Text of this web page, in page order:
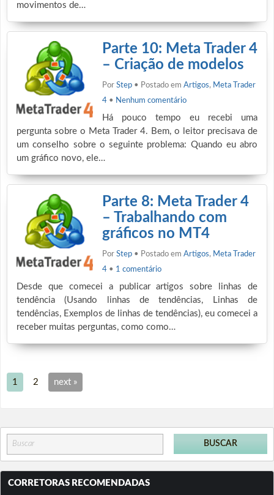
movimentos de…
Parte 10: Meta Trader 4
– Criação de modelos
Por Step • Postado em Artigos, Meta Trader
4 • Nenhum comentário
Há pouco tempo eu recebi uma
pergunta sobre o Meta Trader 4. Bem, o leitor precisava de
um conselho sobre o seguinte problema: Quando eu abro
um gráfico novo, ele…
Parte 8: Meta Trader 4
– Trabalhando com
gráficos no MT4
Por Step • Postado em Artigos, Meta Trader
4 • 1 comentário
Desde que comecei a publicar artigos sobre linhas de
tendência (Usando linhas de tendências, Linhas de
tendências, Exemplos de linhas de tendências), eu comecei a
receber muitas perguntas, como como…
1 2 next »
CORRETORAS RECOMENDADAS